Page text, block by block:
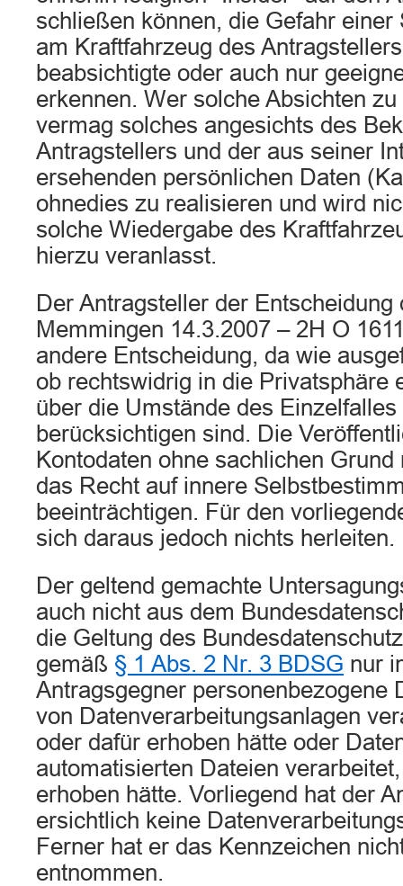
schließen können, die Gefahr einer
am Kraftfahrzeug des
beabsichtigte oder auch nur
erkennen. Wer solche Absichten
vermag solches angesichts des
Antragstellers und der aus seiner
ersehenden persönlichen Daten
ohnedies zu realisieren und wird
solche Wiedergabe des
hierzu veranlasst.
Der Antragsteller der Entscheidung
Memmingen 14.3.2007 – 2H O
andere Entscheidung, da wie
ob rechtswidrig in die Privatsphäre
über die Umstände des
berücksichtigen sind. Die
Kontodaten ohne sachlichen
das Recht auf innere
beeinträchtigen. Für den
sich daraus jedoch nichts herleiten.
Der geltend gemachte
auch nicht aus dem
die Geltung des
gemäß § 1 Abs. 2 Nr. 3 BDSG nur
Antragsgegner personenbezogene
von Datenverarbeitungsanlagen
oder dafür erhoben hätte oder
automatisierten Dateien
erhoben hätte. Vorliegend hat der
ersichtlich keine
Ferner hat er das Kennzeichen
entnommen.